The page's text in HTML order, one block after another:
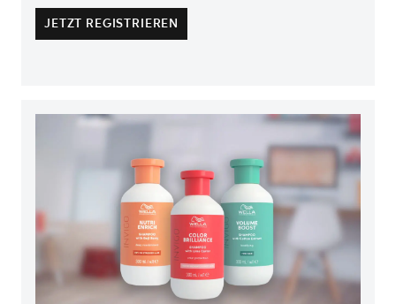
JETZT REGISTRIEREN